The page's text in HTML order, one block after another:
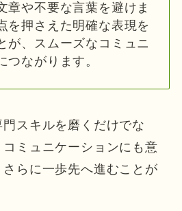
や不要な言葉を避けま
を押さえた明確な表現を
が、スムーズなコミュニ
つながります。
スキルを磨くだけでな
ミュニケーションにも意
らに一歩先へ進むことが